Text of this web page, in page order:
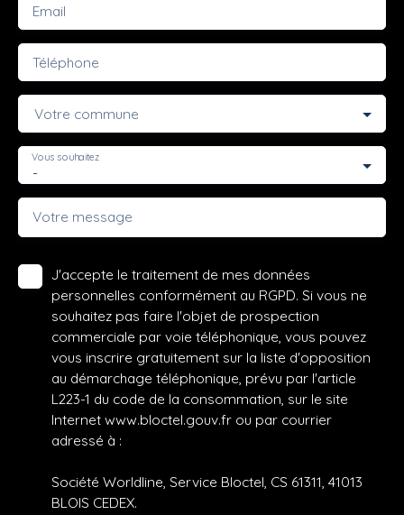
Email
Téléphone
Votre commune
-
Vous souhaitez
Votre message
J'accepte le traitement de mes données
personnelles conformément au RGPD. Si vous ne
souhaitez pas faire l'objet de prospection
commerciale par voie téléphonique, vous pouvez
vous inscrire gratuitement sur la liste d'opposition
au démarchage téléphonique, prévu par l'article
L223-1 du code de la consommation, sur le site
Internet www.bloctel.gouv.fr ou par courrier
adressé à :
Société Worldline, Service Bloctel, CS 61311, 41013
BLOIS CEDEX.